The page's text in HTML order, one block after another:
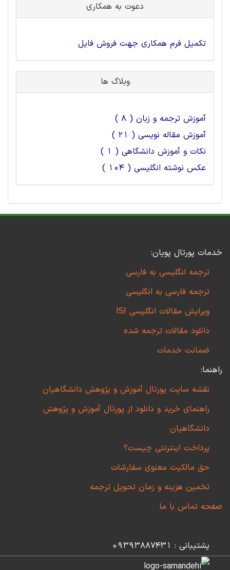
دعوت به همکاری
تکمیل فرم همکاری جهت فروش فایل
وبلاگ ها
آموزش ترجمه و زبان ( 8 )
آموزش مقاله نویسی ( 21 )
نکات و آموزش دانشگاهی ( 1 )
عکس نوشته انگلیسی ( 104 )
خدمات پورتال پویان:
ترجمه انگلیسی به فارسی
ترجمه فارسی به انگلیسی
ویرایش مقالات انگلیسی ISI
دانلود مقالات ترجمه شده
ضمانت خدمات
راهنما:
نقشه سایت پورتال آموزش و پژوهش دانشگاهیان
راهنمای خرید و دانلود از پورتال آموزش و پژوهش
دانشگاهیان
پرداخت اینترنتی چیست؟
حق مالکیت معنوی سفارشات
تخمین هزینه و زمان تحویل ترجمه
صفحه تماس با ما
پشتیبانی : 09393887431